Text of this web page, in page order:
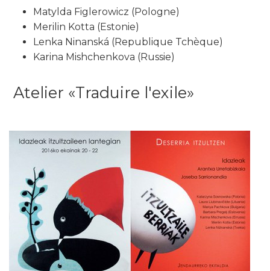
Matylda Figlerowicz (Pologne)
Merilin Kotta (Estonie)
Lenka Ninanská (Republique Tchèque)
Karina Mishchenkova (Russie)
Atelier «Traduire l'exile»